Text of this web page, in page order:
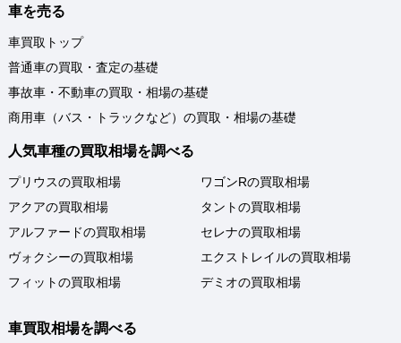
車を売る
車買取トップ
普通車の買取・査定の基礎
事故車・不動車の買取・相場の基礎
商用車（バス・トラックなど）の買取・相場の基礎
人気車種の買取相場を調べる
プリウスの買取相場
アクアの買取相場
アルファードの買取相場
ヴォクシーの買取相場
フィットの買取相場
ワゴンRの買取相場
タントの買取相場
セレナの買取相場
エクストレイルの買取相場
デミオの買取相場
車買取相場を調べる